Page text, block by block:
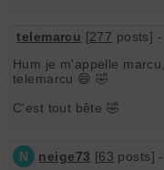
telemarcu [277 posts]
Hum je m'appelle
telemarcu 😄 🤣
C'est tout bête 🤣
N neige73 [63 posts]